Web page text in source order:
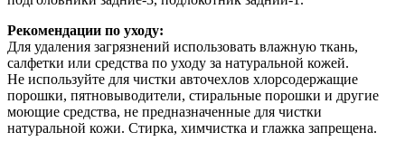
Рекомендации по уходу:
Для удаления загрязнений использовать влажную ткань,
салфетки или средства по уходу за натуральной кожей.
Не используйте для чистки авточехлов хлорсодержащие
порошки, пятновыводители, стиральные порошки и другие
моющие средства, не предназначенные для чистки
натуральной кожи. Стирка, химчистка и глажка запрещена.